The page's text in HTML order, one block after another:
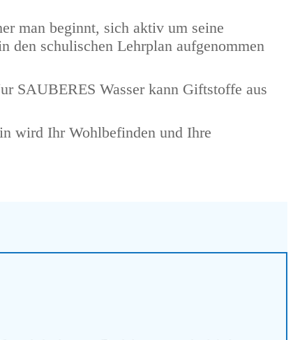
man beginnt, sich aktiv um seine
den schulischen Lehrplan aufgenommen
SAUBERES Wasser kann Giftstoffe aus
wird Ihr Wohlbefinden und Ihre